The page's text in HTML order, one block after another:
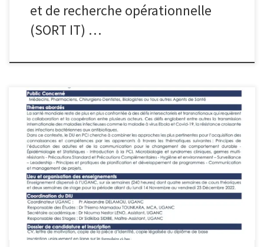
et de recherche opérationnelle
(SORT IT) …